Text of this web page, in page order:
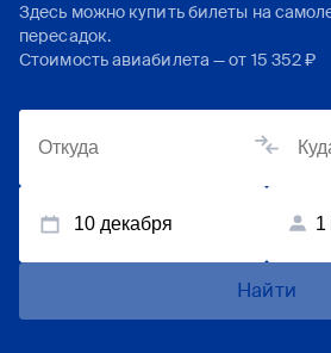
Здесь можно купить билеты на
пересадок.
Стоимость авиабилета — от 15 352 ₽
10 декабря 1
Найти